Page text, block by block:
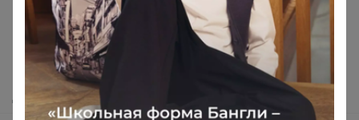
Как здесь все устроено?
Как сделать заказ?
Как получить?
Доставка